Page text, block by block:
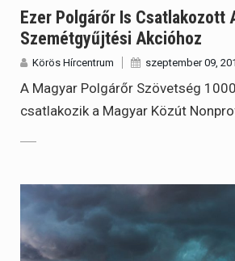
Ezer Polgárőr Is Csatlakozott
Szemétgyűjtési Akcióhoz
Körös Hírcentrum szeptember 09,
A Magyar Polgárőr Szövetség
csatlakozik a Magyar Közút